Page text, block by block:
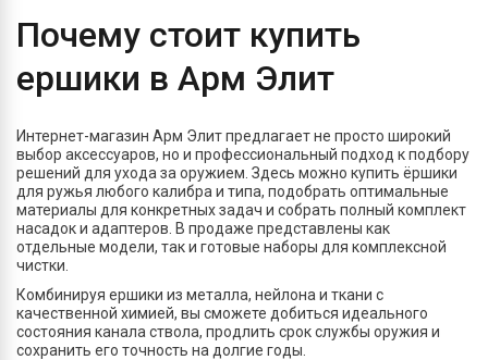
Почему стоит купить
ершики в Арм Элит
Интернет-магазин Арм Элит предлагает не просто широкий
выбор аксессуаров, но и профессиональный подход к подбору
решений для ухода за оружием. Здесь можно купить ёршики
для ружья любого калибра и типа, подобрать оптимальные
материалы для конкретных задач и собрать полный комплект
насадок и адаптеров. В продаже представлены как
отдельные модели, так и готовые наборы для комплексной
чистки.
Комбинируя ершики из металла, нейлона и ткани с
качественной химией, вы сможете добиться идеального
состояния канала ствола, продлить срок службы оружия и
сохранить его точность на долгие годы.